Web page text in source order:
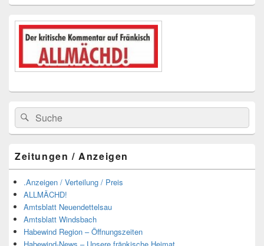
Suchen
nach:
Suchen
Zeitungen / Anzeigen
.Anzeigen / Verteilung / Preis
ALLMÄCHD!
Amtsblatt Neuendettelsau
Amtsblatt Windsbach
Habewind Region – Öffnungszeiten
Habewind-News – Unsere fränkische Heimat